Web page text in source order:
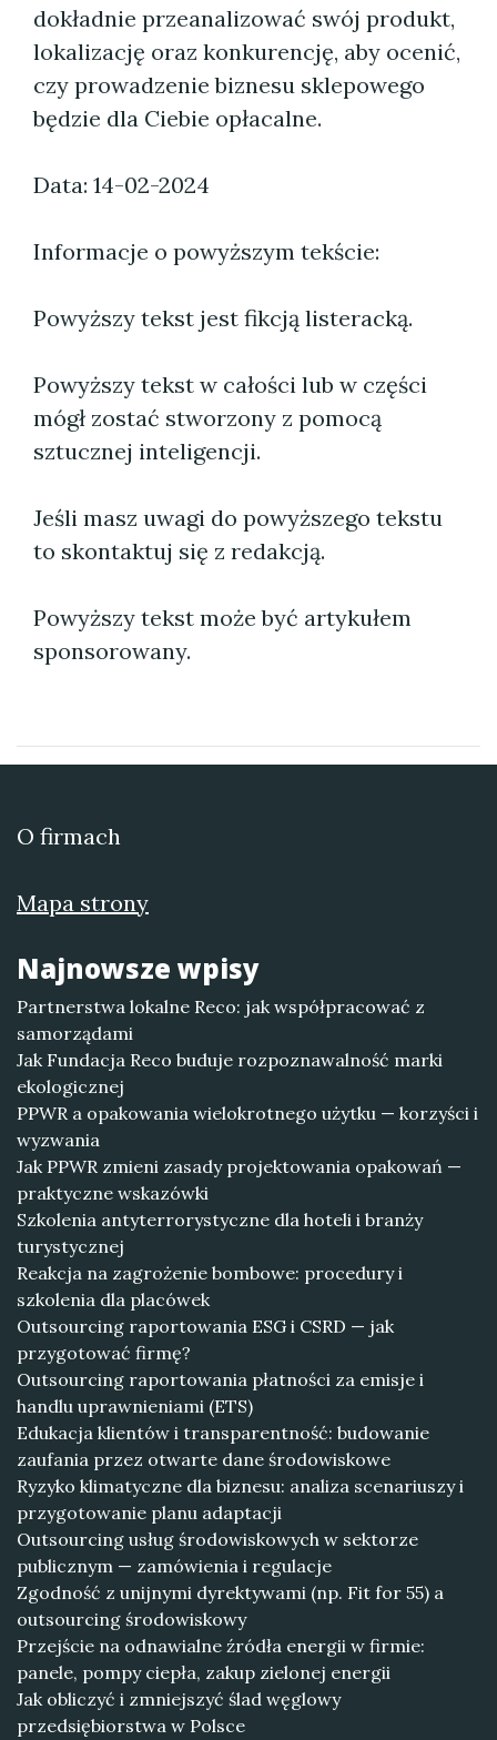
dokładnie przeanalizować swój produkt,
lokalizację oraz konkurencję, aby ocenić,
czy prowadzenie biznesu sklepowego
będzie dla Ciebie opłacalne.
Data: 14-02-2024
Informacje o powyższym tekście:
Powyższy tekst jest fikcją listeracką.
Powyższy tekst w całości lub w części
mógł zostać stworzony z pomocą
sztucznej inteligencji.
Jeśli masz uwagi do powyższego tekstu
to skontaktuj się z redakcją.
Powyższy tekst może być artykułem
sponsorowany.
O firmach
Mapa strony
Najnowsze wpisy
Partnerstwa lokalne Reco: jak współpracować z
samorządami
Jak Fundacja Reco buduje rozpoznawalność marki
ekologicznej
PPWR a opakowania wielokrotnego użytku — korzyści i
wyzwania
Jak PPWR zmieni zasady projektowania opakowań —
praktyczne wskazówki
Szkolenia antyterrorystyczne dla hoteli i branży
turystycznej
Reakcja na zagrożenie bombowe: procedury i
szkolenia dla placówek
Outsourcing raportowania ESG i CSRD — jak
przygotować firmę?
Outsourcing raportowania płatności za emisje i
handlu uprawnieniami (ETS)
Edukacja klientów i transparentność: budowanie
zaufania przez otwarte dane środowiskowe
Ryzyko klimatyczne dla biznesu: analiza scenariuszy i
przygotowanie planu adaptacji
Outsourcing usług środowiskowych w sektorze
publicznym — zamówienia i regulacje
Zgodność z unijnymi dyrektywami (np. Fit for 55) a
outsourcing środowiskowy
Przejście na odnawialne źródła energii w firmie:
panele, pompy ciepła, zakup zielonej energii
Jak obliczyć i zmniejszyć ślad węglowy
przedsiębiorstwa w Polsce